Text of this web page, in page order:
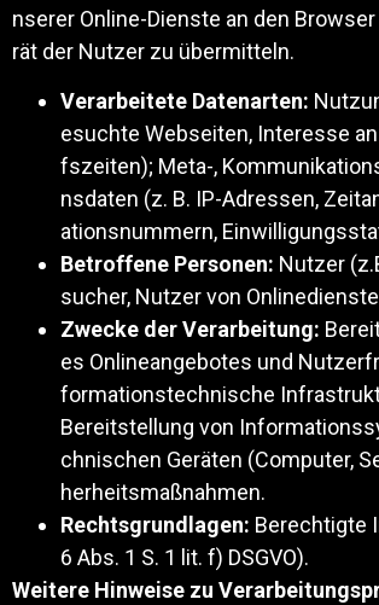
nserer Online-Dienste an den
rät der Nutzer zu übermitteln.
Verarbeitete Datenarten:
esuchte Webseiten, Interesse
fszeiten); Meta-,
nsdaten (z. B. IP-Adressen,
ationsnummern,
Betroffene Personen: Nutzer
sucher, Nutzer von
Zwecke der Verarbeitung:
es Onlineangebotes und
formationstechnische
Bereitstellung von
chnischen Geräten (Computer,
herheitsmaßnahmen.
Rechtsgrundlagen: Berechtigte
6 Abs. 1 S. 1 lit. f) DSGVO).
Weitere Hinweise zu